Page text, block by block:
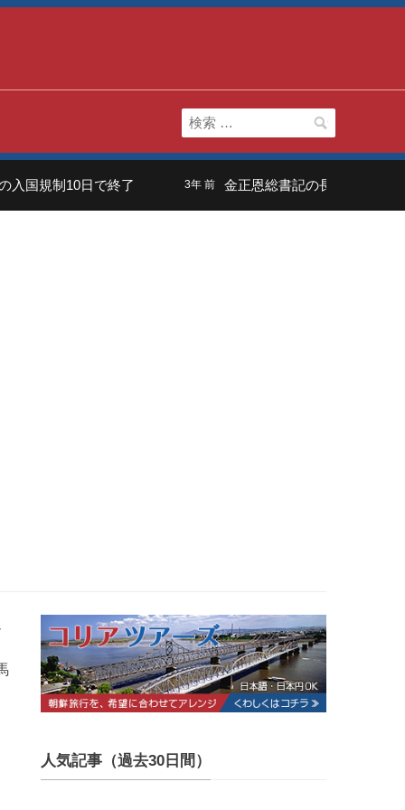
検
索:
規制10日で終了 3年 前 金正恩総書記の長男は「虚弱体
人気記事（過去30日間）